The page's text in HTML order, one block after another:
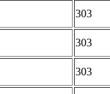
303
303
303